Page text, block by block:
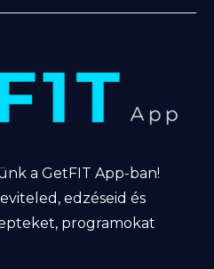
a GetFIT App-ban!
edzéseid és
programokat